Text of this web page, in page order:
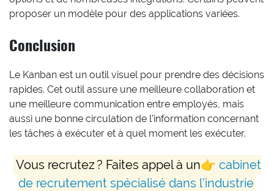
proposer un modèle pour des applications variées.
Conclusion
Le Kanban est un outil visuel pour prendre des décisions
rapides. Cet outil assure une meilleure collaboration et
une meilleure communication entre employés, mais
aussi une bonne circulation de l’information concernant
les tâches à exécuter et à quel moment les exécuter.
Vous recrutez ? Faites appel à un👉 cabinet
de recrutement spécialisé dans l’industrie